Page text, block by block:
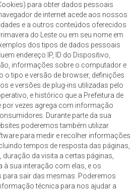
para obter dados pessoais
de internet acede aos nossos
e a outros conteúdos oferecidos
do Leste ou em seu nome em
dos tipos de dados pessoais
endereço IP, ID do Dispositivo,
informações sobre o computador e
o tipo e versão de browser, definições
e versões de plug-ins utilizadas pelo
e histórico que a Prefeitura de
por vezes agrega com informação
Durante parte da sua
poderemos também utilizar
para medir e recolher informações
tempos de resposta das páginas,
da visita a certas páginas,
à sua interação com elas, e os
para sair das mesmas. Poderemos
técnica para nos ajudar a